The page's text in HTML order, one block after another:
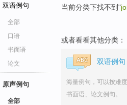
双语例句
全部
口语
书面语
论文
原声例句
全部
当前分类下找不到"
或者看看其他分类：
双语例句
海量例句，可以按难度
书面语、论文例句。